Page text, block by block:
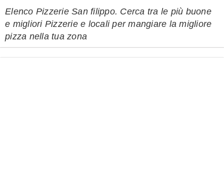
Elenco Pizzerie San filippo. Cerca tra le più buone
e migliori Pizzerie e locali per mangiare la migliore
pizza nella tua zona